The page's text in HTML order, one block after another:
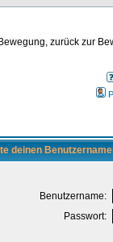
zurück zur
deinen
Benutzername:
Passwort: